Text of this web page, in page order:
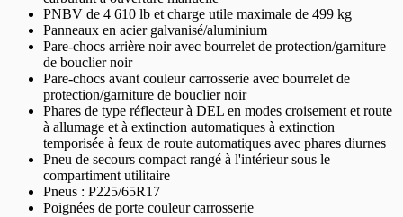
PNBV de 4 610 lb et charge utile maximale de 499 kg
Panneaux en acier galvanisé/aluminium
Pare-chocs arrière noir avec bourrelet de protection/garniture
de bouclier noir
Pare-chocs avant couleur carrosserie avec bourrelet de
protection/garniture de bouclier noir
Phares de type réflecteur à DEL en modes croisement et route
à allumage et à extinction automatiques à extinction
temporisée à feux de route automatiques avec phares diurnes
Pneu de secours compact rangé à l'intérieur sous le
compartiment utilitaire
Pneus : P225/65R17
Poignées de porte couleur carrosserie